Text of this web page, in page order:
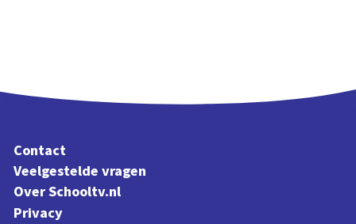
Contact
Veelgestelde vragen
Over Schooltv.nl
Privacy